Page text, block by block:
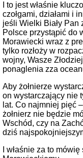
I to jest właśnie
czołgami, działami i
jeśli Wielki Biały Pan
Polsce przystąpić do
Morawiecki wraz z
tylko rozłoży w
wojny, Wasze
ponaglenia zza
Aby żołnierze
on wystarczający nie
lat. Co najmniej pięć
żołnierz nie będzie
Wschód, czy na
dziś
I właśnie za to